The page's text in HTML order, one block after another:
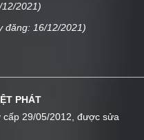
2021)
đăng: 16/12/2021)
PHÁT
cấp 29/05/2012, được sửa